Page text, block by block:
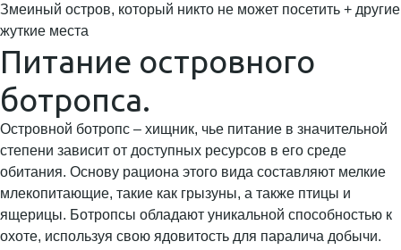
Змеиный остров, который никто не может посетить + другие
жуткие места
Питание островного
ботропса.
Островной ботропс – хищник, чье питание в значительной
степени зависит от доступных ресурсов в его среде
обитания. Основу рациона этого вида составляют мелкие
млекопитающие, такие как грызуны, а также птицы и
ящерицы. Ботропсы обладают уникальной способностью к
охоте, используя свою ядовитость для паралича добычи.